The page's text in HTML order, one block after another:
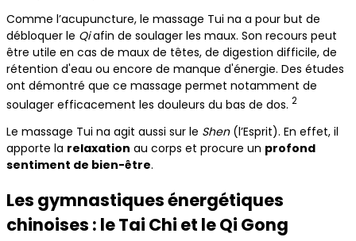
Comme l’acupuncture, le massage Tui na a pour but de
débloquer le Qiafin de soulager les maux. Son recours peut
être utile en cas de maux de têtes, de digestion difficile, de
rétention d'eau ou encore de manque d'énergie. Des études
ont démontré que ce massage permet notamment de
soulager efficacement les douleurs du bas de dos. 2
Le massage Tui na agit aussi sur le Shen(l’Esprit). En effet, il
apporte la relaxation au corps et procure un profond
sentiment de bien-être.
Les gymnastiques énergétiques
chinoises : le Tai Chi et le Qi Gong